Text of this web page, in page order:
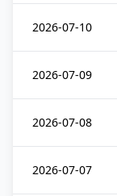
2026-07-10
2026-07-09
2026-07-08
2026-07-07